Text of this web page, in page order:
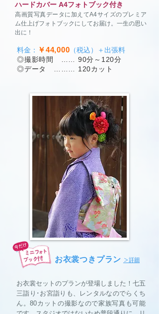
ハードカバー A4フォトブック付き
​高画質写真データに加えてA4サイズのプレミア
ム仕上げフォトブックにしてお届け。一生の思い
出に！
料金： ￥44,000 （税込）＋出張料
◎撮影時間 …… 90分～120分
◎データ ……… 120カット
お衣裳つきプラン ＞詳細
お衣裳セットのプランが登場しました！七五
三詣り･お宮詣りも、レンタルなのでらくち
ん。80カットの撮影なので家族写真も可能